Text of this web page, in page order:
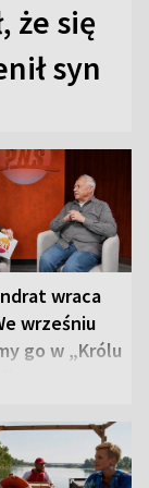
że się
syn
wraca
wrześniu
go w „Królu